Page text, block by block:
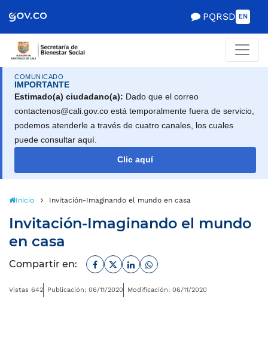
de Gobierno
PQRSD EN
COMUNICADO
IMPORTANTE
Estimado(a) ciudadano(a): Dado que el correo
contactenos@cali.gov.co está temporalmente fuera de servicio,
podemos atenderle a través de cuatro canales, los cuales
puede consultar aquí.
Clic aquí
Inicio Invitación-Imaginando el mundo en casa
Invitación-Imaginando el mundo
en casa
Compartir en: Facebook
TwitterLinkedinWhatsapp
Vistas 642 Publicación: 06/11/2020 Modificación: 06/11/2020